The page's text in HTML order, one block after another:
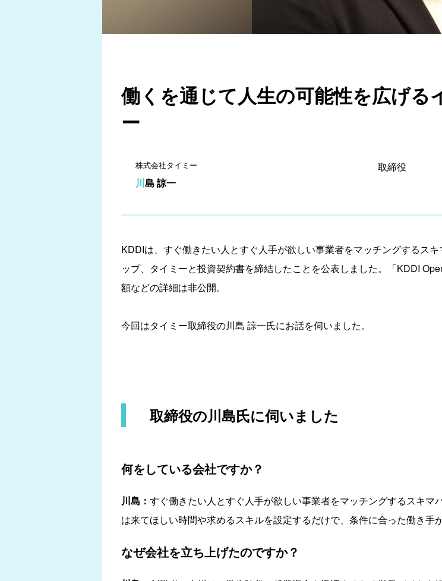
働くを通じて人生の可能性を広げる
ー
株式会社タイミー
川島 諒一
取締役
KDDIは、すぐ働きたい人とすぐ人手が欲しい事業者をマッチングするス
ップ、タイミーと投資契約書を締結したことを公表しました。「KDDI
額などの詳細は非公開。
今回はタイミー取締役の川島 諒一氏にお話を伺いました。
取締役の川島氏に伺いました
何をしている会社ですか？
川島： すぐ働きたい人とすぐ人手が欲しい事業者をマッチングするスキ
は来てほしい時間や求めるスキルを設定するだけで、条件に合った働き手
なぜ会社を立ち上げたのですか？